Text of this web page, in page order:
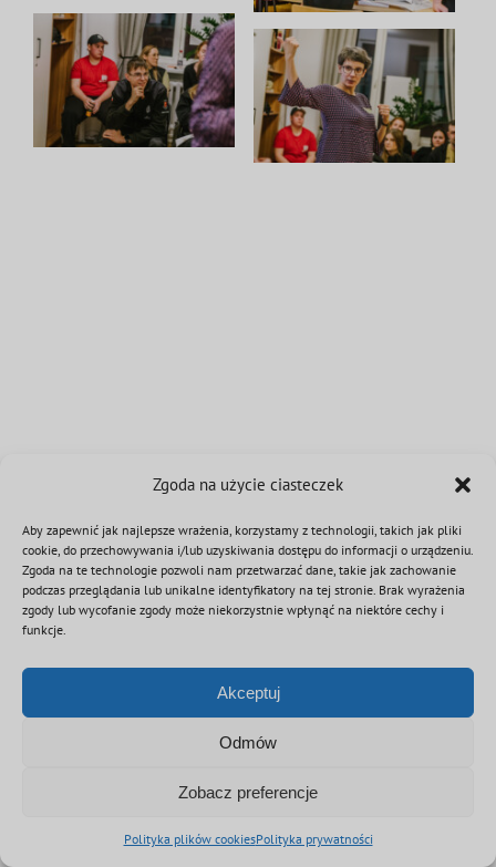
Zgoda na użycie ciasteczek
Aby zapewnić jak najlepsze wrażenia, korzystamy z technologii, takich jak pliki
cookie, do przechowywania i/lub uzyskiwania dostępu do informacji o urządzeniu.
Zgoda na te technologie pozwoli nam przetwarzać dane, takie jak zachowanie
podczas przeglądania lub unikalne identyfikatory na tej stronie. Brak wyrażenia
zgody lub wycofanie zgody może niekorzystnie wpłynąć na niektóre cechy i
funkcje.
Akceptuj
Odmów
Zobacz preferencje
Polityka plików cookiesPolityka prywatności